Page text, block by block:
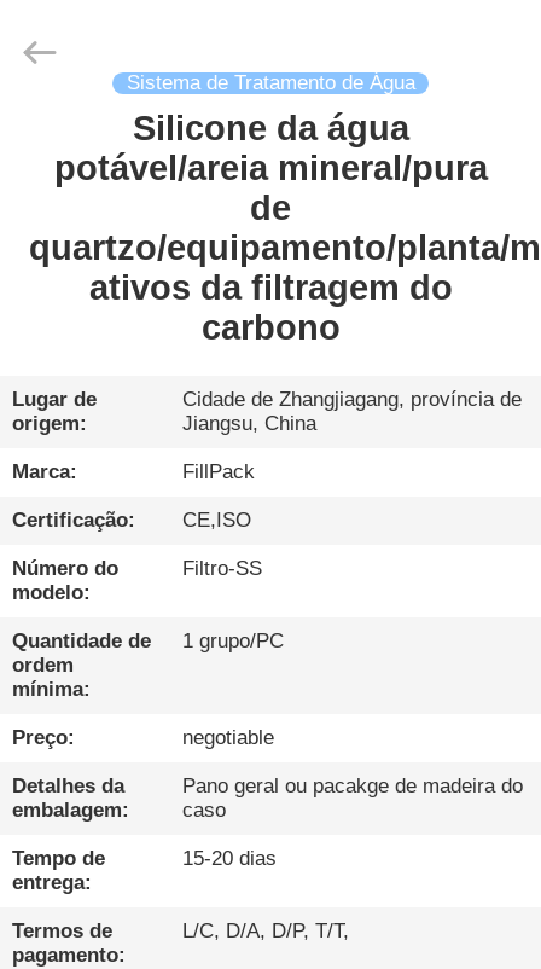
SOBRE
EXCURSÃO
DA
FÁBRICA
CONTROLE
DA
QUALIDADE
CONTACTE-
NOS
NOTÍCIA
FALEM
AGORA.
PACK
Machinery
Sistema de Tratamento de Água
Silicone da água
potável/areia mineral/pura
de
quartzo/equipamento/planta/
ativos da filtragem do
carbono
Lugar de
origem:
Cidade de Zhangjiagang, província de
Jiangsu, China
Marca: FillPack
Certificação: CE,ISO
Número do
modelo:
Filtro-SS
Quantidade de
ordem
mínima:
1 grupo/PC
Preço: negotiable
Detalhes da
embalagem:
Pano geral ou pacakge de madeira do
caso
Tempo de
entrega:
15-20 dias
Termos de
pagamento:
L/C, D/A, D/P, T/T,